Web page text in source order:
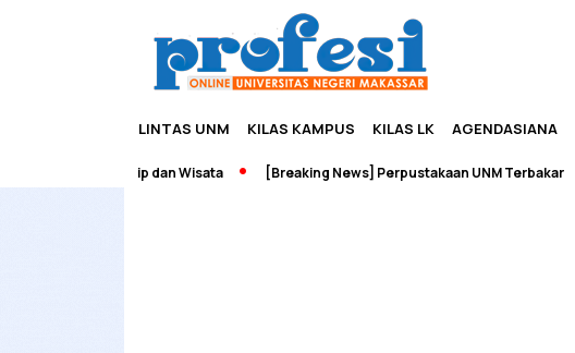
LINTAS UNM KILAS KAMPUS KILAS LK AGENDASIANA
Edupreneurship dan Wisata [Breaking News] Perpustakaan UNM Terbakar